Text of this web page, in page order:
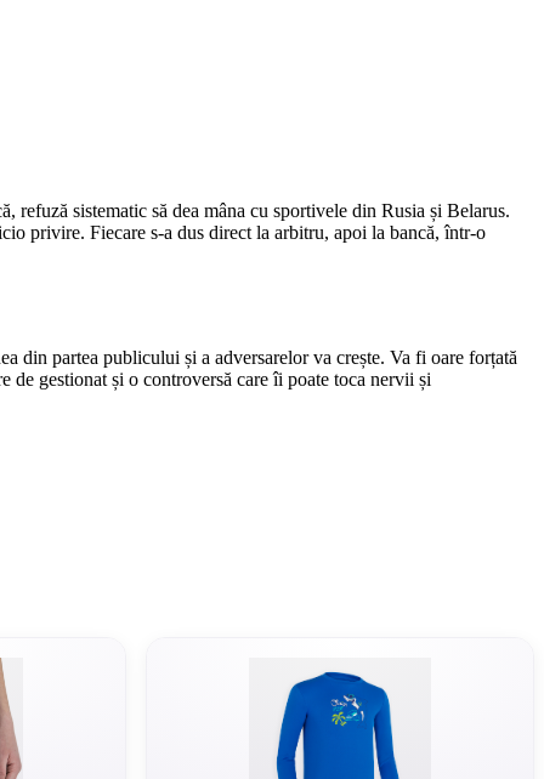
sistematic să dea mâna cu sportivele din Rusia și Belarus.
privire. Fiecare s-a dus direct la arbitru, apoi la bancă, într-o
din partea publicului și a adversarelor va crește. Va fi oare forțată
gestionat și o controversă care îi poate toca nervii și